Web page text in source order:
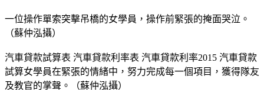
一位操作單索突擊吊橋的女學員，操作前緊張的掩面哭泣。
（蘇仲泓攝）
汽車貸款試算表 汽車貸款利率表 汽車貸款利率2015 汽車貸款
試算女學員在緊張的情緒中，努力完成每一個項目，獲得隊友
及教官的掌聲。（蘇仲泓攝）